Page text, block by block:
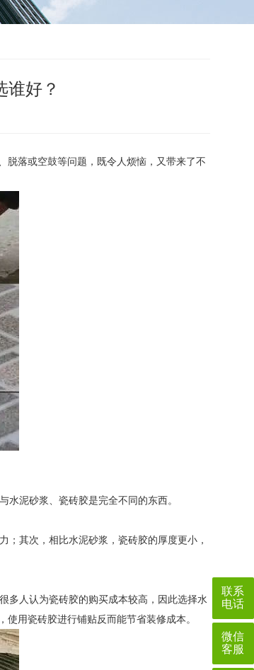
谁好？
脱落或空鼓等问题，既令人烦恼，又带来了不
泥砂浆、瓷砖胶是完全不同的东西。
其次，相比水泥砂浆，瓷砖胶的厚度更小，
多人认为瓷砖胶的购买成本较高，因此选择水
用瓷砖胶进行铺贴反而能节省装修成本。
联系
电话
微信
客服